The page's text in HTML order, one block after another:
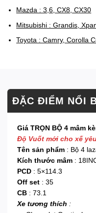
Mazda : 3,6, CX8, CX30
Mitsubishi : Grandis,
Toyota : Camry, Corolla
ĐẶC ĐIỂM NỔI
Giá TRỌN BỘ 4 mâm
Độ Vuốt mới cho xế
Tên sản phẩm : Bộ 4
Kích thước mâm :
PCD : 5×114.3
Off set : 35
CB : 73.1
Xe tương thích :